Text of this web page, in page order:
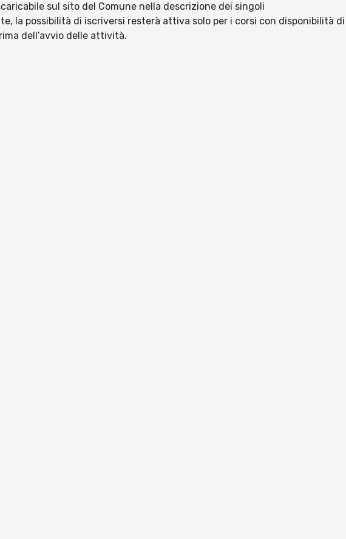
sul sito del Comune nella descrizione dei singoli
la possibilità di iscriversi resterà attiva solo per i corsi con disponibilità di
dell’avvio delle attività.